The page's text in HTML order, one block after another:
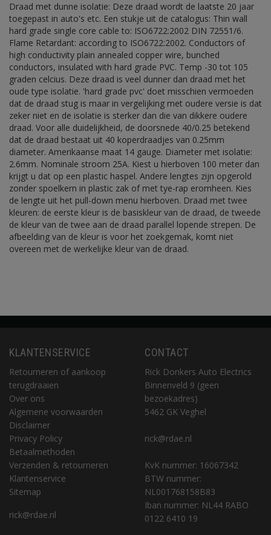
Draad met dunne isolatie: Deze draad wordt de laatste 20 jaar
toegepast in auto's etc. Een stukje uit de catalogus: Thin wall
hard grade single core cable to: ISO6722:2002 DIN 72551/6.
Flame Retardant: according to ISO6722:2002. Conductors of
high conductivity plain annealed copper wire, bunched
conductors, insulated with hard grade PVC. Temp -30 tot 105
graden celcius. Deze draad is veel dunner dan draad met het
oude type isolatie. 'hard grade pvc' doet misschien vermoeden
dat de draad stug is maar in vergelijking met oudere versie is dat
zeker niet en de isolatie is sterker dan die van dikkere oudere
draad. Voor alle duidelijkheid, de doorsnede 40/0.25 betekend
dat de draad bestaat uit 40 koperdraadjes van 0.25mm
diameter. Amerikaanse maat 14 gauge. Diameter met isolatie:
2.6mm. Nominale stroom 25A. Kiest u hierboven 100 meter dan
krijgt u dat op een plastic haspel. Andere lengtes zijn opgerold
zonder spoelkern in plastic zak of met tye-rap eromheen. Kies
de lengte uit het pull-down menu hierboven. Draad met twee
kleuren: de eerste kleur is de basiskleur van de draad, de tweede
de kleur van de twee aan de draad parallel lopende strepen. De
afbeelding van de kleur is voor het zoekgemak, komt niet
overeen met de werkelijke kleur van de draad.
KLANTENSERVICE
Retourneren of aankoop
terugdraaien
Over ons
Algemene voorwaarden
Disclaimer
Privacy Policy
Betaalmethoden
Verzenden & retourneren
Klantenservice
Sitemap
rick@rdae.nl
CONTACT
Rick Donkers Auto Electrics
Binnenveld 9 (geen
bezoekadres)
5462 GK Veghel
rick@rdae.nl
KvK nummer: 16067342
BTW nummer:
NL001768158B83
Iban nummer: NL44 RABO
0122 6410 19